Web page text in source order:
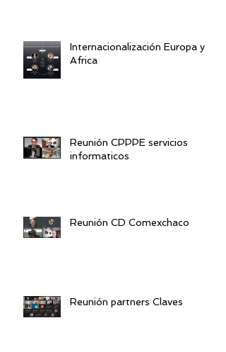
Internacionalización Europa y
Africa
Reunión CPPPE servicios
informaticos
Reunión CD Comexchaco
Reunión partners Claves